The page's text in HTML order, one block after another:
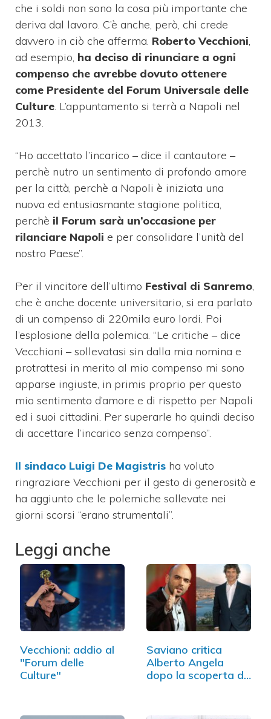
che i soldi non sono la cosa più importante che
deriva dal lavoro. C’è anche, però, chi crede
davvero in ciò che afferma. Roberto Vecchioni,
ad esempio, ha deciso di rinunciare a ogni
compenso che avrebbe dovuto ottenere
come Presidente del Forum Universale delle
Culture. L’appuntamento si terrà a Napoli nel
2013.
“Ho accettato l’incarico – dice il cantautore –
perchè nutro un sentimento di profondo amore
per la città, perchè a Napoli è iniziata una
nuova ed entusiasmante stagione politica,
perchè il Forum sarà un’occasione per
rilanciare Napoli e per consolidare l’unità del
nostro Paese”.
Per il vincitore dell’ultimo Festival di Sanremo,
che è anche docente universitario, si era parlato
di un compenso di 220mila euro lordi. Poi
l’esplosione della polemica. “Le critiche – dice
Vecchioni – sollevatasi sin dalla mia nomina e
protrattesi in merito al mio compenso mi sono
apparse ingiuste, in primis proprio per questo
mio sentimento d’amore e di rispetto per Napoli
ed i suoi cittadini. Per superarle ho quindi deciso
di accettare l’incarico senza compenso”.
Il sindaco Luigi De Magistris ha voluto
ringraziare Vecchioni per il gesto di generosità e
ha aggiunto che le polemiche sollevate nei
giorni scorsi “erano strumentali”.
Leggi anche
Vecchioni: addio al
"Forum delle
Culture"
Saviano critica
Alberto Angela
dopo la scoperta di